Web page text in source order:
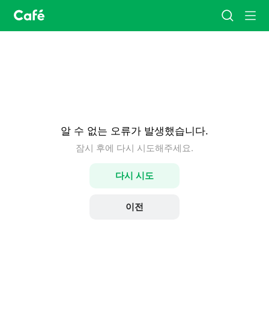
카
페
홈
검
색
메
뉴
알 수 없는 오류가 발생했습니다.
잠시 후에 다시 시도해주세요.
다시 시도
이전